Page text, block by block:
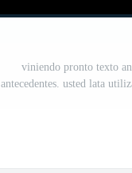
viniendo pronto texto
antecedentes. usted lata